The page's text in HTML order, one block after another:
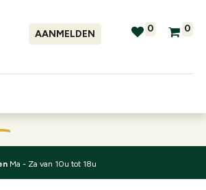
AANMELDEN 0 0
Ma - Za van 10u tot 18u